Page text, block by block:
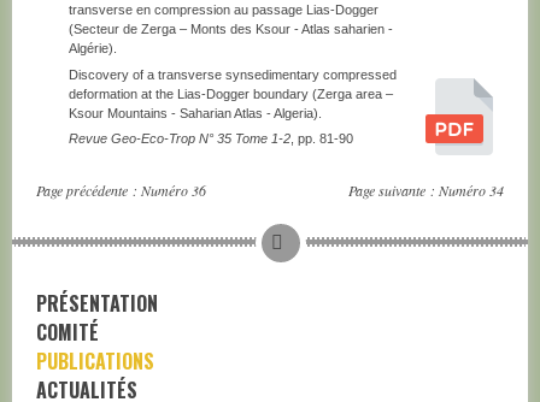
transverse en compression au passage Lias-Dogger
(Secteur de Zerga – Monts des Ksour - Atlas saharien -
Algérie).
Discovery of a transverse synsedimentary compressed
deformation at the Lias-Dogger boundary (Zerga area –
Ksour Mountains - Saharian Atlas - Algeria).
Revue Geo-Eco-Trop N° 35 Tome 1-2 , pp. 81-90
Page précédente : Numéro 36 Page suivante : Numéro 34
PRÉSENTATION
COMITÉ
PUBLICATIONS
ACTUALITÉS